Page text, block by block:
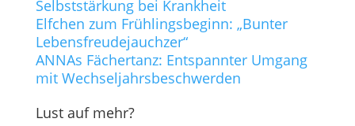
Selbststärkung bei Krankheit
Elfchen zum Frühlingsbeginn: „Bunter
Lebensfreudejauchzer“
ANNAs Fächertanz: Entspannter Umgang
mit Wechseljahrsbeschwerden
Lust auf mehr?